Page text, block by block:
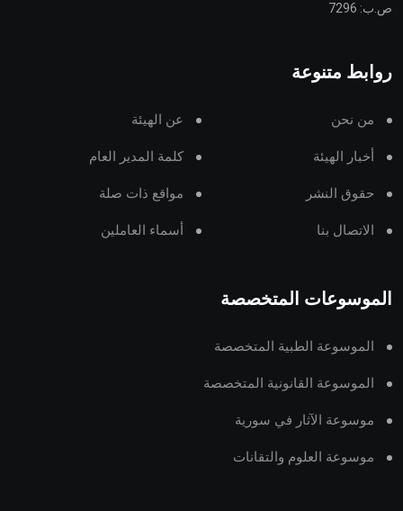
ص.ب: 7296
روابط متنوعة
من نحن عن الهيئة
أخبار الهيئة كلمة المدير العام
حقوق النشر مواقع ذات صلة
الاتصال بنا أسماء العاملين
الموسوعات المتخصصة
الموسوعة الطبية المتخصصة
الموسوعة القانونية المتخصصة
موسوعة الآثار في سورية
موسوعة العلوم والتقانات